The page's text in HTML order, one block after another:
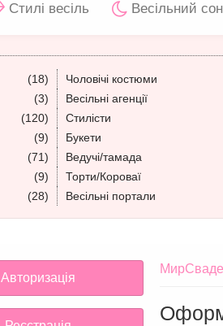
Стилі весіль Весільний
(18) Чоловічі костюми
(3) Весільні агенції
(120) Стилісти
(9) Букети
(71) Ведучі/тамада
(9) Торти/Короваї
(28) Весільні портали
Авторизація